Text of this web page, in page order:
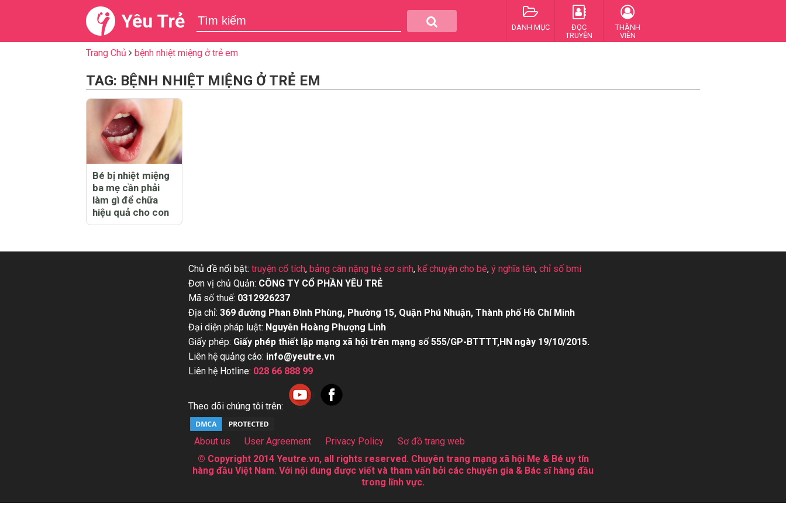
Yêu Trẻ DANH MỤC
ĐỌC
TRUYỆN
THÀNH
VIÊN
Trang Chủ bệnh nhiệt miệng ở trẻ em
TAG: BỆNH NHIỆT MIỆNG Ở TRẺ EM
Bé bị nhiệt miệng
ba mẹ cần phải
làm gì để chữa
hiệu quả cho con
Chủ đề nổi bật: truyện cổ tích, bảng cân nặng trẻ sơ sinh, kể chuyện cho bé, ý nghĩa tên, chỉ số bmi
Đơn vị chủ Quản: CÔNG TY CỔ PHẦN YÊU TRẺ
Mã số thuế: 0312926237
Địa chỉ: 369 đường Phan Đình Phùng, Phường 15, Quận Phú Nhuận, Thành phố Hồ Chí Minh
Đại diện pháp luật: Nguyễn Hoàng Phượng Linh
Giấy phép: Giấy phép thiết lập mạng xã hội trên mạng số 555/GP-BTTTT,HN ngày 19/10/2015.
Liên hệ quảng cáo: info@yeutre.vn
Liên hệ Hotline: 028 66 888 99
Theo dõi chúng tôi trên:
About us User Agreement Privacy Policy
Sơ đồ trang web
© Copyright 2014 Yeutre.vn, all rights reserved. Chuyên trang mạng xã hội Mẹ & Bé uy tín
hàng đầu Việt Nam. Với nội dung được viết và tham vấn bởi các chuyên gia & Bác sĩ hàng đầu
trong lĩnh vực.